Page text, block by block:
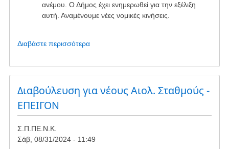
ανέμου. Ο Δήμος έχει ενημερωθεί για την εξέλιξη
αυτή. Αναμένουμε νέες νομικές κινήσεις.
Διαβάστε περισσότεραγια
Σημαντικά
νέα
Διαβούλευση για νέους Αιολ. Σταθμούς -
ΕΠΕΙΓΟΝ
Σ.Π.ΠΕ.Ν.Κ.
Σάβ, 08/31/2024 - 11:49